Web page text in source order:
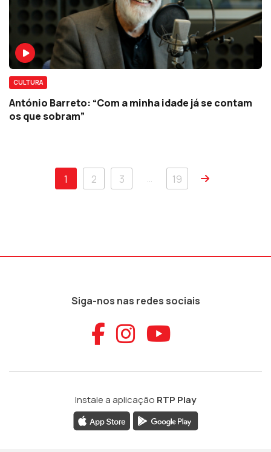
CULTURA
António Barreto: “Com a minha idade já se contam
os que sobram”
1 2 3 … 19
Siga-nos nas redes sociais
Aceder ao
Aceder ao
Aceder
Instale a aplicação RTP Play